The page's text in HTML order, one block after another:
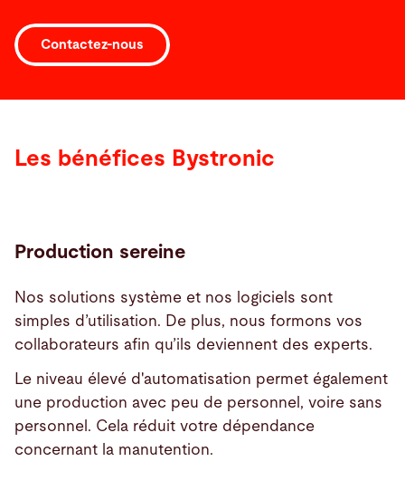
Contactez-nous
Les bénéfices Bystronic
Production sereine
Nos solutions système et nos logiciels sont
simples d’utilisation. De plus, nous formons vos
collaborateurs afin qu’ils deviennent des experts.
Le niveau élevé d'automatisation permet également
une production avec peu de personnel, voire sans
personnel. Cela réduit votre dépendance
concernant la manutention.